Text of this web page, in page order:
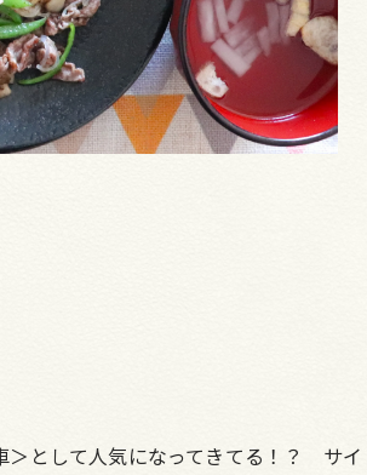
として人気になってきてる！？ サイ